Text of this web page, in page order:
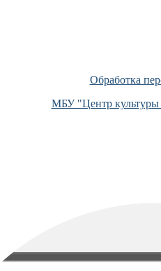
Обработка
МБУ "Центр культуры